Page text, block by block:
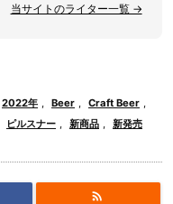
当サイトのライター一覧 →
2022年 , Beer , Craft Beer ,
ピルスナー , 新商品 , 新発売
